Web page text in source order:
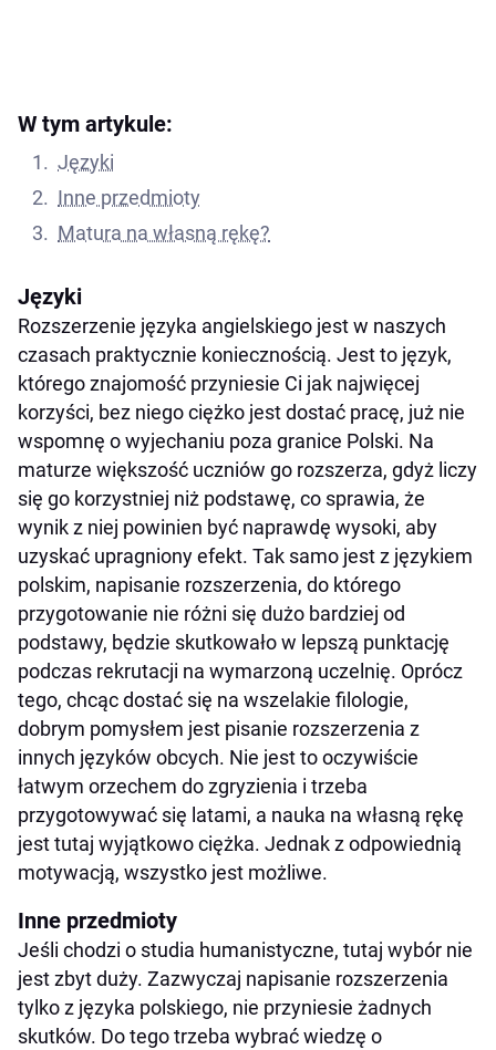
W tym artykule:
Języki
Inne przedmioty
Matura na własną rękę?
Języki
Rozszerzenie języka angielskiego jest w naszych
czasach praktycznie koniecznością. Jest to język,
którego znajomość przyniesie Ci jak najwięcej
korzyści, bez niego ciężko jest dostać pracę, już nie
wspomnę o wyjechaniu poza granice Polski. Na
maturze większość uczniów go rozszerza, gdyż liczy
się go korzystniej niż podstawę, co sprawia, że
wynik z niej powinien być naprawdę wysoki, aby
uzyskać upragniony efekt. Tak samo jest z językiem
polskim, napisanie rozszerzenia, do którego
przygotowanie nie różni się dużo bardziej od
podstawy, będzie skutkowało w lepszą punktację
podczas rekrutacji na wymarzoną uczelnię. Oprócz
tego, chcąc dostać się na wszelakie filologie,
dobrym pomysłem jest pisanie rozszerzenia z
innych języków obcych. Nie jest to oczywiście
łatwym orzechem do zgryzienia i trzeba
przygotowywać się latami, a nauka na własną rękę
jest tutaj wyjątkowo ciężka. Jednak z odpowiednią
motywacją, wszystko jest możliwe.
Inne przedmioty
Jeśli chodzi o studia humanistyczne, tutaj wybór nie
jest zbyt duży. Zazwyczaj napisanie rozszerzenia
tylko z języka polskiego, nie przyniesie żadnych
skutków. Do tego trzeba wybrać wiedzę o